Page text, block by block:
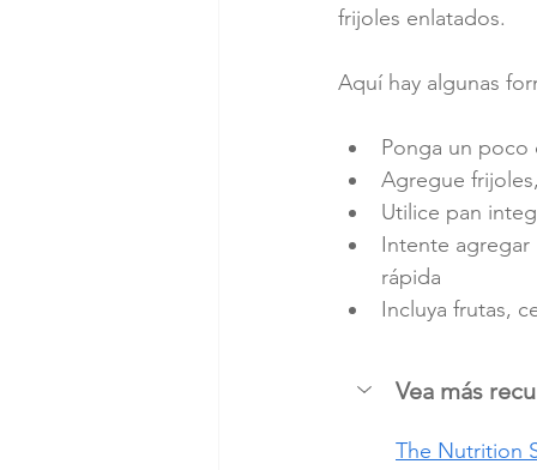
frijoles enlatados.
Aquí hay algunas
Ponga un poco
Agregue
Utilice pan
Intente agregar
rápida
Incluya frutas,
Vea más
The Nutrition